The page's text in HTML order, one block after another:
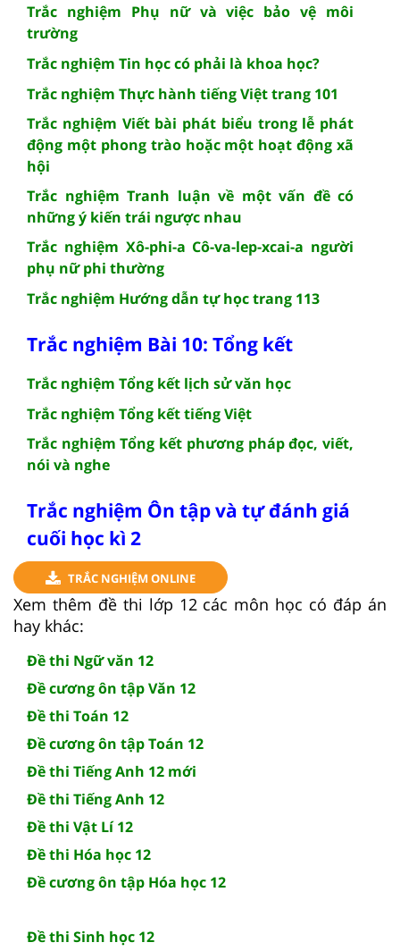
Trắc nghiệm Phụ nữ và việc bảo vệ môi
trường
Trắc nghiệm Tin học có phải là khoa học?
Trắc nghiệm Thực hành tiếng Việt trang 101
Trắc nghiệm Viết bài phát biểu trong lễ phát
động một phong trào hoặc một hoạt động xã
hội
Trắc nghiệm Tranh luận về một vấn đề có
những ý kiến trái ngược nhau
Trắc nghiệm Xô-phi-a Cô-va-lep-xcai-a người
phụ nữ phi thường
Trắc nghiệm Hướng dẫn tự học trang 113
Trắc nghiệm Bài 10: Tổng kết
Trắc nghiệm Tổng kết lịch sử văn học
Trắc nghiệm Tổng kết tiếng Việt
Trắc nghiệm Tổng kết phương pháp đọc, viết,
nói và nghe
Trắc nghiệm Ôn tập và tự đánh giá
cuối học kì 2
TRẮC NGHIỆM ONLINE
Xem thêm đề thi lớp 12 các môn học có đáp án
hay khác:
Đề thi Ngữ văn 12
Đề cương ôn tập Văn 12
Đề thi Toán 12
Đề cương ôn tập Toán 12
Đề thi Tiếng Anh 12 mới
Đề thi Tiếng Anh 12
Đề thi Vật Lí 12
Đề thi Hóa học 12
Đề cương ôn tập Hóa học 12
Đề thi Sinh học 12